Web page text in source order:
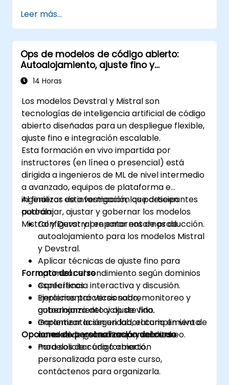
Leer más...
Ops de modelos de código abierto:
Autoalojamiento, ajuste fino y
gobernanza con modelos Devstral y
Mistral
14 Horas
Los modelos Devstral y Mistral son
tecnologías de inteligencia artificial de código
abierto diseñadas para un despliegue flexible,
ajuste fino e integración escalable.
Esta formación en vivo impartida por
instructores (en línea o presencial) está
dirigida a ingenieros de ML de nivel intermedio
a avanzado, equipos de plataforma e
ingenieros de investigación que deseen
autoalojar, ajustar y gobernar los modelos
Mistral y Devstral en entornos de producción.
Al finalizar esta formación, los participantes
podrán:
Configurar y preparar entornos de
autoalojamiento para los modelos Mistral
y Devstral.
Aplicar técnicas de ajuste fino para
optimizar el rendimiento según dominios
específicos.
Implementar versionado, monitoreo y
gobernanza del ciclo de vida.
Garantizar la seguridad, el cumplimiento
normativo y el uso responsable de
modelos de código abierto.
Formato del curso
Conferencia interactiva y discusión.
Ejercicios prácticos sobre
autoalojamiento y ajuste fino.
Implementación en laboratorio en vivo de
canales de gobernanza y monitoreo.
Opciones de personalización del curso
Para solicitar una formación
personalizada para este curso,
contáctenos para organizarla.